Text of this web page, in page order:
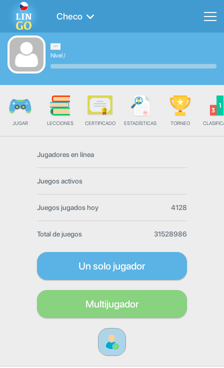
Checo
Nivel/
JUGAR LECCIONES CERTIFICADO ESTADÍSTICAS TORNEO
Jugadores en línea
Juegos activos
Juegos jugados hoy 4128
Total de juegos 31528986
Un solo jugador
Multijugador